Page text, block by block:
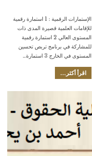
الإستمارات الرقمية : 1 استمارة رقمية
للإقامات العلمية قصيرة المدى ذات
المستوى العالي 2 استمارة رقمية
للمشاركة في برنامج تربص تحسين
المستوى في الخارج 3 استمارة…
اقرأ أكثر...